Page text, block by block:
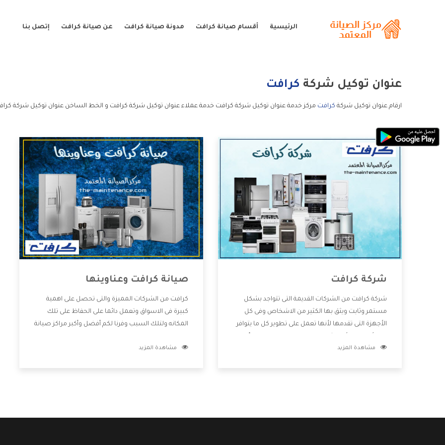
الرئيسية أقسام صيانة كرافت مدونة صيانة كرافت عن صيانة كرافت إتصل بنا
عنوان توكيل شركة كرافت
ارقام عنوان توكيل شركة كرافت مركز خدمة عنوان توكيل شركة كرافت خدمة عملاء عنوان توكيل شركة كرافت و الخط الساخن عنوان توكيل شركة
شركة كرافت
شركة كرافت من الشركات القديمة التى تتواجد بشكل
مستمر وثابت ويثق بها الكثير من الاشخاص وفى كل
الأجهزة التى تقدمها لأنها تعمل على تطوير كل ما يتوافر
خدمات ما بعد البيع مع المنتجات وتقدم للعملاء أقوى
مشاهدة المزيد
صيانة كرافت وعناوينها
كرافت من الشركات المميزة والتى تحصل على اهمية
كبيرة فى الاسواق وتعمل دائما على الحفاظ على تلك
المكانه ولتلك السبب وفرنا لكم أفضل وأكبر مراكز صيانة
ويستطيع القيام بتصليح جميع المنتجات دون اى ازعاج
مشاهدة المزيد